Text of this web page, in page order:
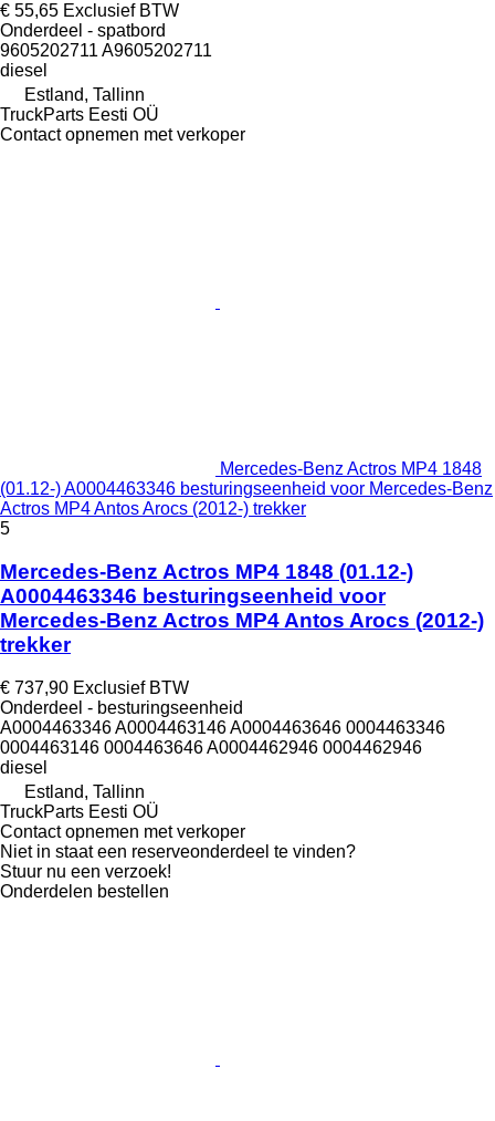
€ 55,65 Exclusief BTW
Onderdeel - spatbord
9605202711 A9605202711
diesel
Estland, Tallinn
TruckParts Eesti OÜ
Contact opnemen met verkoper
Mercedes-Benz Actros MP4 1848
(01.12-) A0004463346 besturingseenheid voor Mercedes-Benz
Actros MP4 Antos Arocs (2012-) trekker
5
Mercedes-Benz Actros MP4 1848 (01.12-)
A0004463346 besturingseenheid voor
Mercedes-Benz Actros MP4 Antos Arocs (2012-)
trekker
€ 737,90 Exclusief BTW
Onderdeel - besturingseenheid
A0004463346 A0004463146 A0004463646 0004463346
0004463146 0004463646 A0004462946 0004462946
diesel
Estland, Tallinn
TruckParts Eesti OÜ
Contact opnemen met verkoper
Niet in staat een reserveonderdeel te vinden?
Stuur nu een verzoek!
Onderdelen bestellen